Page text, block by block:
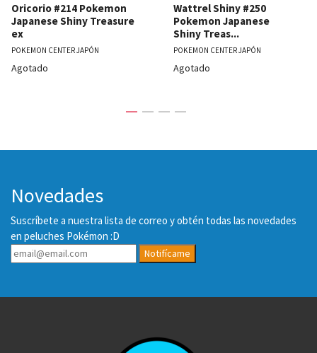
Oricorio #214 Pokemon
Japanese Shiny Treasure
ex
POKEMON CENTER JAPÓN
Agotado
Wattrel Shiny #250
Pokemon Japanese
Shiny Treas...
POKEMON CENTER JAPÓN
Agotado
Novedades
Suscríbete a nuestra lista de correo y obtén todas las novedades
en peluches Pokémon :D
Notifícame